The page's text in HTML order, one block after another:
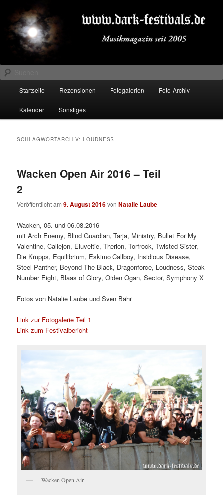
primären
Inhalt
springen
sekundären
Inhalt
springenDARK-FESTIVALS.DE
Suchen
Startseite Rezensionen Fotogalerien Foto-Archiv
Kalender Sonstiges
SCHLAGWORTARCHIV:LOUDNESS
Wacken Open Air 2016 – Teil
2
Veröffentlicht am9. August 2016vonNatalie Laube
Wacken, 05. und 06.08.2016
mit Arch Enemy, Blind Guardian, Tarja, Ministry, Bullet For My
Valentine, Callejon, Eluveitie, Therion, Torfrock, Twisted Sister,
Die Krupps, Equilibrium, Eskimo Callboy, Insidious Disease,
Steel Panther, Beyond The Black, Dragonforce, Loudness, Steak
Number Eight, Blaas of Glory, Orden Ogan, Sector, Symphony X
Fotos von Natalie Laube und Sven Bähr
Link zur Fotogalerie Teil 1
Link zum Festivalbericht
Wacken Open Air